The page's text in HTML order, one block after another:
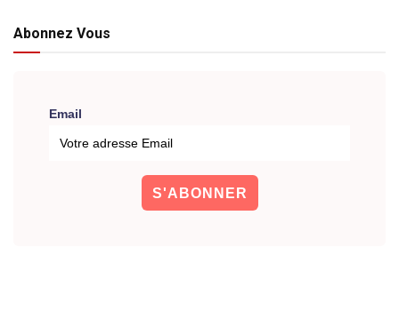
Abonnez Vous
Email